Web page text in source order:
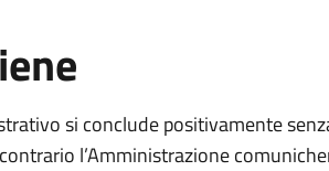
si conclude positivamente
l’Amministrazione